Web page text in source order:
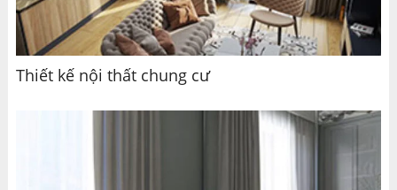
Thiết kế nội thất chung cư